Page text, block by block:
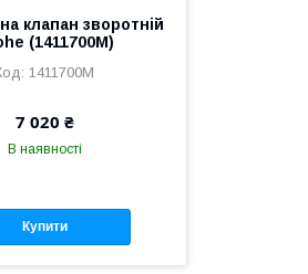
клапан зворотній
(1411700M)
1411700M
7 020 ₴
В наявності
Купити